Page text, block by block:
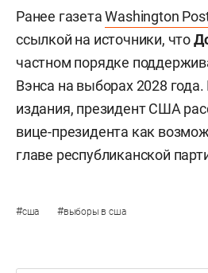
Ранее газетаWashington
ссылкой на источники, что
частном порядке
Вэнса на выборах 2028
издания, президент США
вице-президента как
главе республиканской
#сша #выборы в сша